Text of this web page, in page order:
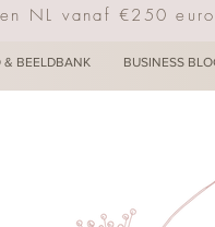
NL vanaf €250 euro
& BEELDBANK BUSINESS